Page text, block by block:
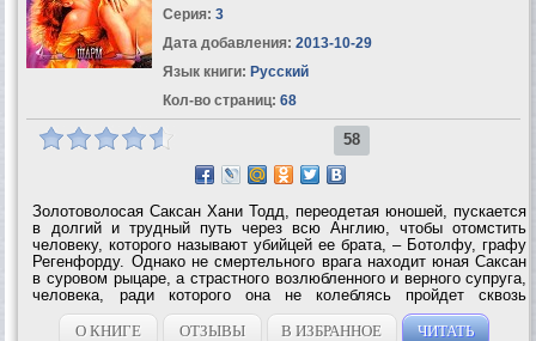
Серия: 3
Дата добавления: 2013-10-29
Язык книги: Русский
Кол-во страниц: 68
58
Золотоволосая Саксан Хани Тодд, переодетая юношей, пускается
в долгий и трудный путь через всю Англию, чтобы отомстить
человеку, которого называют убийцей ее брата, – Ботолфу, графу
Регенфорду. Однако не смертельного врага находит юная Саксан
в суровом рыцаре, а страстного возлюбленного и верного супруга,
человека, ради которого она не колеблясь пройдет сквозь
смертельные опасности и бесконечные...
О КНИГЕ
ОТЗЫВЫ В ИЗБРАННОЕ ЧИТАТЬ